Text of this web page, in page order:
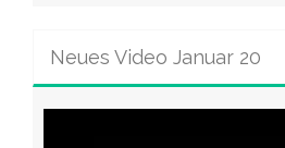
Neues Video Januar 20